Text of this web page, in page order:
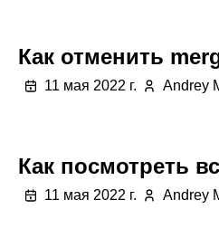
Как отменить
11 мая 2022 г. Andrey
Как посмотреть
11 мая 2022 г. Andrey